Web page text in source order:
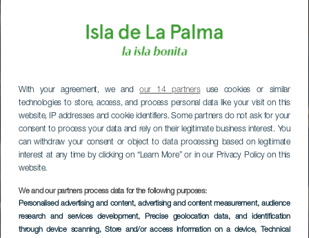
With your agreement, we andour 14 partnersuse cookies or similar
technologies to store, access, and process personal data like your visit on this
website, IP addresses and cookie identifiers. Some partners do not ask for your
consent to process your data and rely on their legitimate business interest. You
can withdraw your consent or object to data processing based on legitimate
interest at any time by clicking on “Learn More” or in our Privacy Policy on this
website.
We and our partners process data for the following purposes:
Personalised advertising and content, advertising and content measurement, audience
research and services development, Precise geolocation data, and identification
through device scanning, Store and/or access information on a device, Technical